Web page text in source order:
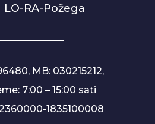
LO-RA-Požega
MB: 030215212,
7:00 – 15:00 sati
1835100008